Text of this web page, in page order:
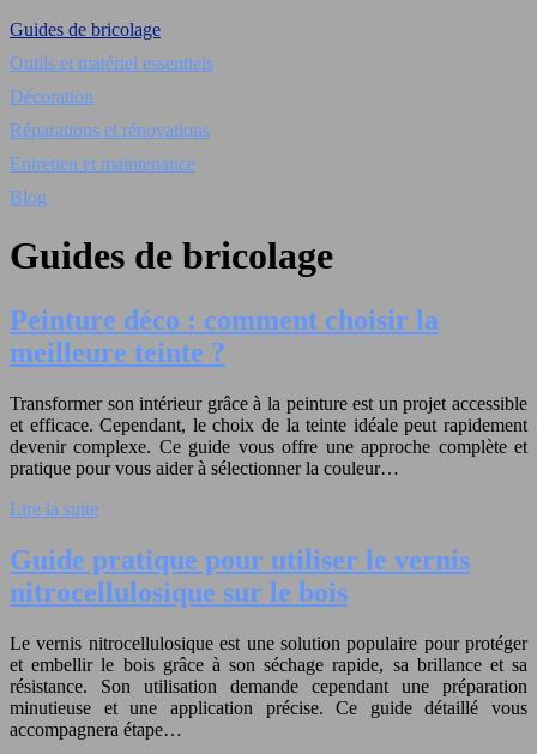
Guides de bricolage
Outils et matériel essentiels
Décoration
Réparations et rénovations
Entretien et maintenance
Blog
Guides de bricolage
Peinture déco : comment choisir la
meilleure teinte ?
Transformer son intérieur grâce à la peinture est un projet accessible
et efficace. Cependant, le choix de la teinte idéale peut rapidement
devenir complexe. Ce guide vous offre une approche complète et
pratique pour vous aider à sélectionner la couleur…
Lire la suite
Guide pratique pour utiliser le vernis
nitrocellulosique sur le bois
Le vernis nitrocellulosique est une solution populaire pour protéger
et embellir le bois grâce à son séchage rapide, sa brillance et sa
résistance. Son utilisation demande cependant une préparation
minutieuse et une application précise. Ce guide détaillé vous
accompagnera étape…